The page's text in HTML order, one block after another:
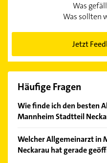
Was
Was sollten
Jetzt
Häufige Fragen
Wie finde ich den besten
Mannheim Stadtteil
Kundenmeinungen und
Empfehlungen. Die
Welcher Allgemeinarzt in
Neckarau hat gerade